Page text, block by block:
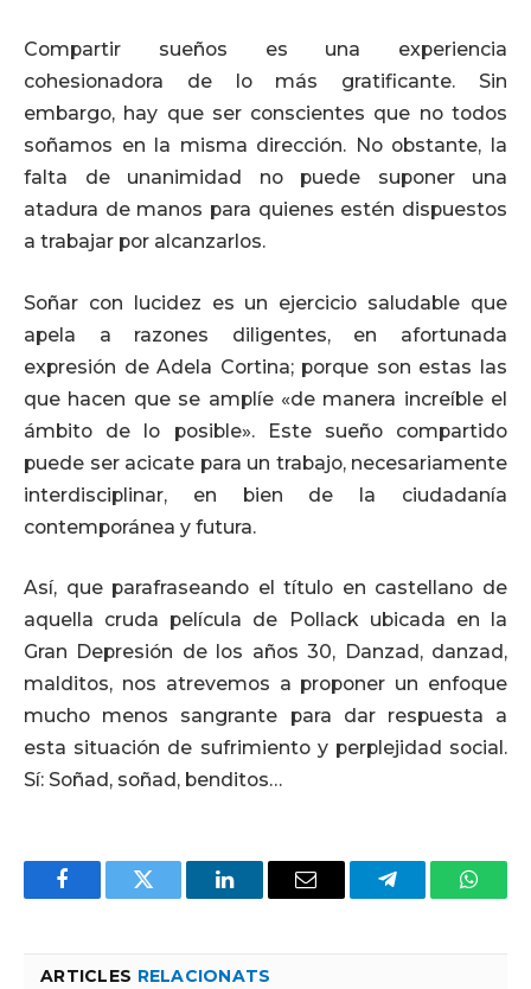
Compartir sueños es una experiencia
cohesionadora de lo más gratificante. Sin
embargo, hay que ser conscientes que no todos
soñamos en la misma dirección. No obstante, la
falta de unanimidad no puede suponer una
atadura de manos para quienes estén dispuestos
a trabajar por alcanzarlos.
Soñar con lucidez es un ejercicio saludable que
apela a razones diligentes, en afortunada
expresión de Adela Cortina; porque son estas las
que hacen que se amplíe «de manera increíble el
ámbito de lo posible». Este sueño compartido
puede ser acicate para un trabajo, necesariamente
interdisciplinar, en bien de la ciudadanía
contemporánea y futura.
Así, que parafraseando el título en castellano de
aquella cruda película de Pollack ubicada en la
Gran Depresión de los años 30, Danzad, danzad,
malditos, nos atrevemos a proponer un enfoque
mucho menos sangrante para dar respuesta a
esta situación de sufrimiento y perplejidad social.
Sí: Soñad, soñad, benditos…
FacebookTwitter LinkedInEmail Telegram
ARTICLES RELACIONATS